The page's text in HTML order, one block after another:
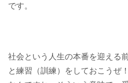
です。
社会という人生の本番を迎える
と練習（訓練）をしておこうぜ